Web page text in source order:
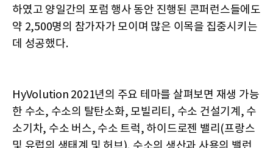
하였고 양일간의 포럼 행사 동안 진행된 콘퍼런스들에도
약 2,500명의 참가자가 모이며 많은 이목을 집중시키는
데 성공했다.
HyVolution 2021년의 주요 테마를 살펴보면 재생 가능
한 수소, 수소의 탈탄소화, 모빌리티, 수소 건설기계, 수
소기차, 수소 버스, 수소 트럭, 하이드로젠 밸리(프랑스